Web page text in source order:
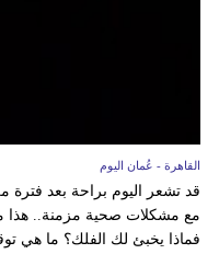
القاهرة - عُمان اليوم
قد تشعر اليوم براحة بعد فترة
مع مشكلات صحية مزمنة.. هذا
فماذا يخبئ لك الفلك؟ ما هي